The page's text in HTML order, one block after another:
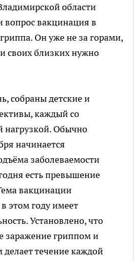
области
вопрос вакцинация в
Он уже не за горами,
своих близких нужно
собраны детские и
каждый со
нагрузкой. Обычно
начинается
заболеваемости
есть превышение
вакцинации
этом году имеет
Установлено, что
заражение гриппом и
течение каждой